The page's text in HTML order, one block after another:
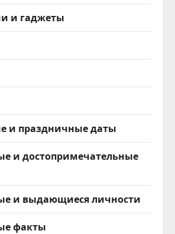
и гаджеты
и праздничные даты
и достопримечательные
и выдающиеся личности
факты